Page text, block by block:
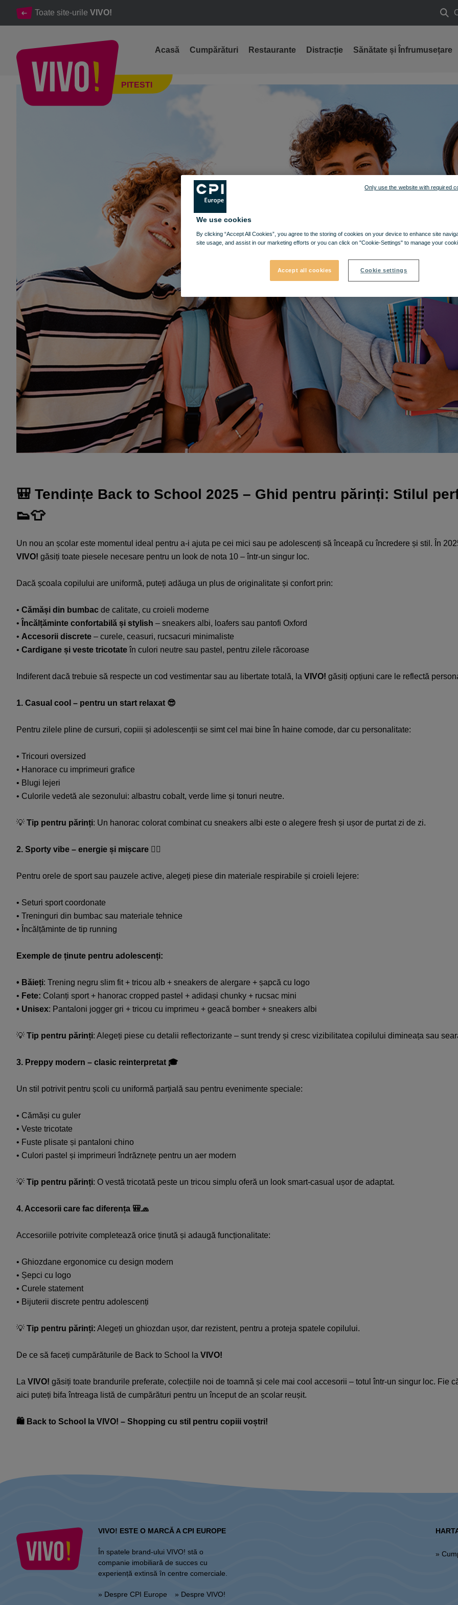
Toate site-urile VIVO!
PITESTI
Acasă Cumpărături Restaurante Distracție Sănătate și Înfrumusețare
🎒 Tendințe Back to School 2025
🎒 Tendințe Back to School 2025 – Ghid pentru părinți: Stilul
👟👕​
Un nou an școlar este momentul ideal pentru a-i ajuta pe cei mici sau pe adolescenți să înceapă cu încredere și stil. În
VIVO! găsiți toate piesele necesare pentru un look de nota 10 – într-un singur loc.​
Dacă școala copilului are uniformă, puteți adăuga un plus de originalitate și confort prin:​
• Cămăși din bumbac de calitate, cu croieli moderne​
• Încălțăminte confortabilă și stylish – sneakers albi, loafers sau pantofi Oxford​
• Accesorii discrete – curele, ceasuri, rucsacuri minimaliste​
• Cardigane și veste tricotate în culori neutre sau pastel, pentru zilele răcoroase​
Indiferent dacă trebuie să respecte un cod vestimentar sau au libertate totală, la VIVO! găsiți opțiuni care le reflectă
1. Casual cool – pentru un start relaxat 😎​
Pentru zilele pline de cursuri, copiii și adolescenții se simt cel mai bine în haine comode, dar cu personalitate:​
• Tricouri oversized​
• Hanorace cu imprimeuri grafice​
• Blugi lejeri​
• Culorile vedetă ale sezonului: albastru cobalt, verde lime și tonuri neutre.​
💡 Tip pentru părinți: Un hanorac colorat combinat cu sneakers albi este o alegere fresh și ușor de purtat zi de zi.​​
2. Sporty vibe – energie și mișcare 🏃‍♂️​
Pentru orele de sport sau pauzele active, alegeți piese din materiale respirabile și croieli lejere:​
• Seturi sport coordonate​
• Treninguri din bumbac sau materiale tehnice​
• Încălțăminte de tip running​
Exemple de ținute pentru adolescenți:​
• Băieți: Trening negru slim fit + tricou alb + sneakers de alergare + șapcă cu logo​
• Fete: Colanți sport + hanorac cropped pastel + adidași chunky + rucsac mini​
• Unisex: Pantaloni jogger gri + tricou cu imprimeu + geacă bomber + sneakers albi​
💡 Tip pentru părinți: Alegeți piese cu detalii reflectorizante – sunt trendy și cresc vizibilitatea copilului dimineața sau
3. Preppy modern – clasic reinterpretat 🎓​
Un stil potrivit pentru școli cu uniformă parțială sau pentru evenimente speciale:​
• Cămăși cu guler
• Veste tricotate​
• Fuste plisate și pantaloni chino​
• Culori pastel și imprimeuri îndrăznețe pentru un aer modern​
💡 Tip pentru părinți: O vestă tricotată peste un tricou simplu oferă un look smart-casual ușor de adaptat.​​
4. Accesorii care fac diferența 🎒🧢​
Accesoriile potrivite completează orice ținută și adaugă funcționalitate:​
• Ghiozdane ergonomice cu design modern​
• Șepci cu logo​
• Curele statement​
• Bijuterii discrete pentru adolescenți​
💡 Tip pentru părinți: Alegeți un ghiozdan ușor, dar rezistent, pentru a proteja spatele copilului.​​
De ce să faceți cumpărăturile de Back to School la VIVO!​
La VIVO! găsiți toate brandurile preferate, colecțiile noi de toamnă și cele mai cool accesorii – totul într-un singur loc. Fie
aici puteți bifa întreaga listă de cumpărături pentru un început de an școlar reușit.​
🛍️ Back to School la VIVO! – Shopping cu stil pentru copiii voștri!
VIVO! ESTE O MARCĂ A CPI EUROPE
În spatele brand-ului VIVO! stă o
companie imobiliară de succes cu
experiență extinsă în centre comerciale.
» Despre CPI Europe » Despre VIVO!
»
We use cookies
By clicking “Accept All Cookies”, you agree to the storing of cookies on your device to enhance site
site usage, and assist in our marketing efforts or you can click on "Cookie-Settings" to manage your
Accept all cookies Cookie settings
Only use the website with required